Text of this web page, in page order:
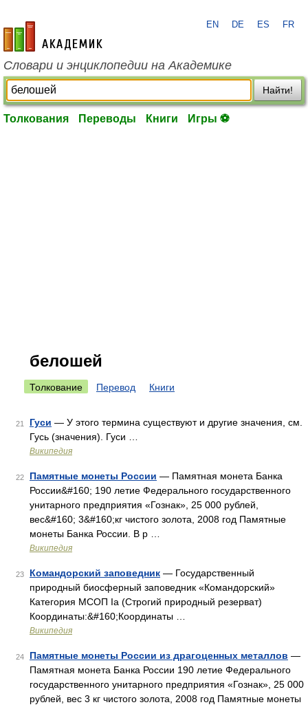
academic.ru
EN DE ES FR
Словари и энциклопедии на Академике
Найти!
Толкования Переводы Книги Игры ⚽
белошей
Толкование Перевод Книги
21 Гуси — У этого термина существуют и другие значения, см.
Гусь (значения). Гуси …
Википедия
22 Памятные монеты России — Памятная монета Банка
России&#160; 190 летие Федерального государственного
унитарного предприятия «Гознак», 25 000 рублей,
вес&#160; 3&#160;кг чистого золота, 2008 год Памятные
монеты Банка России. В р …
Википедия
23 Командорский заповедник — Государственный
природный биосферный заповедник «Командорский»
Категория МСОП Ia (Строгий природный резерват)
Координаты:&#160;Координаты …
Википедия
24 Памятные монеты России из драгоценных металлов —
Памятная монета Банка России 190 летие Федерального
государственного унитарного предприятия «Гознак», 25 000
рублей, вес 3 кг чистого золота, 2008 год Памятные монеты